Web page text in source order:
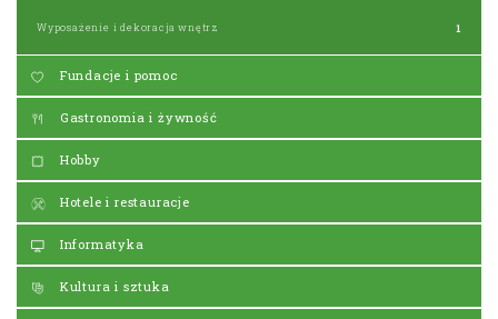
Wyposażenie i dekoracja wnętrz 1
Fundacje i pomoc
Gastronomia i żywność
Hobby
Hotele i restauracje
Informatyka
Kultura i sztuka